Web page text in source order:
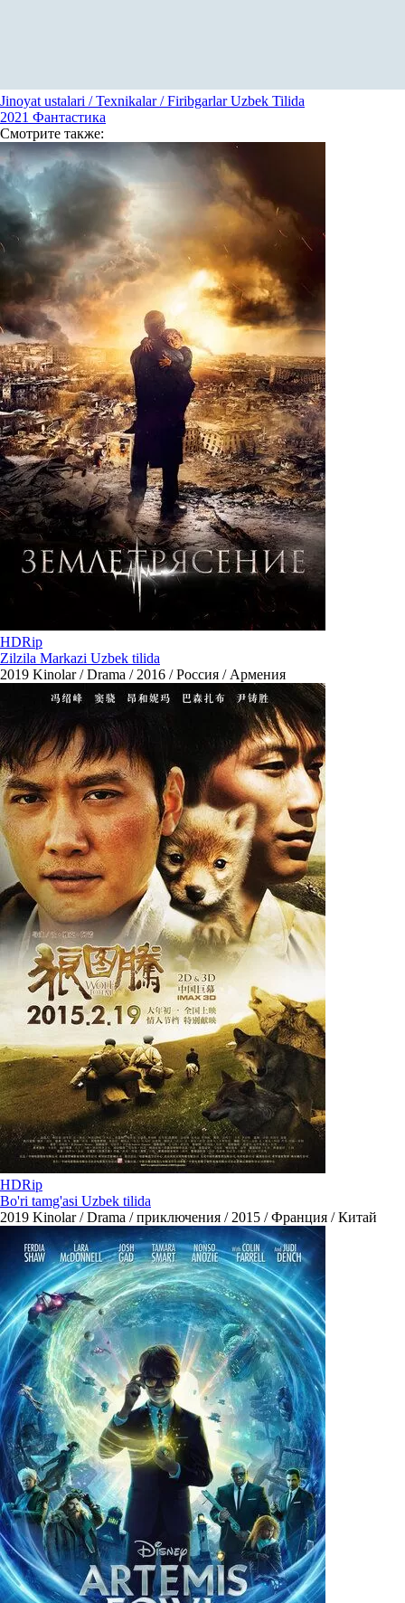
Jinoyat ustalari / Texnikalar / Firibgarlar Uzbek Tilida
2021 Фантастика
Смотрите также:
HDRip
Zilzila Markazi Uzbek tilida
2019 Kinolar / Drama / 2016 / Россия / Армения
HDRip
Bo'ri tamg'asi Uzbek tilida
2019 Kinolar / Drama / приключения / 2015 / Франция / Китай